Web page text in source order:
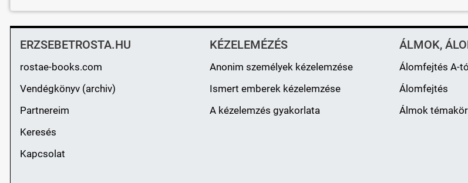
ERZSEBETROSTA.HU
rostae-books.com
Vendégkönyv (archiv)
Partnereim
Keresés
Kapcsolat
KÉZELEMÉZÉS
Anonim személyek kézelemzése
Ismert emberek kézelemzése
A kézelemzés gyakorlata
ÁLMOK,
Álomfejtés A-
Álomfejtés
Álmok